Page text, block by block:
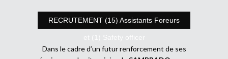
RECRUTEMENT (15) Assistants Foreurs
et (1) Safety officer
Dans le cadre d’un futur renforcement de ses